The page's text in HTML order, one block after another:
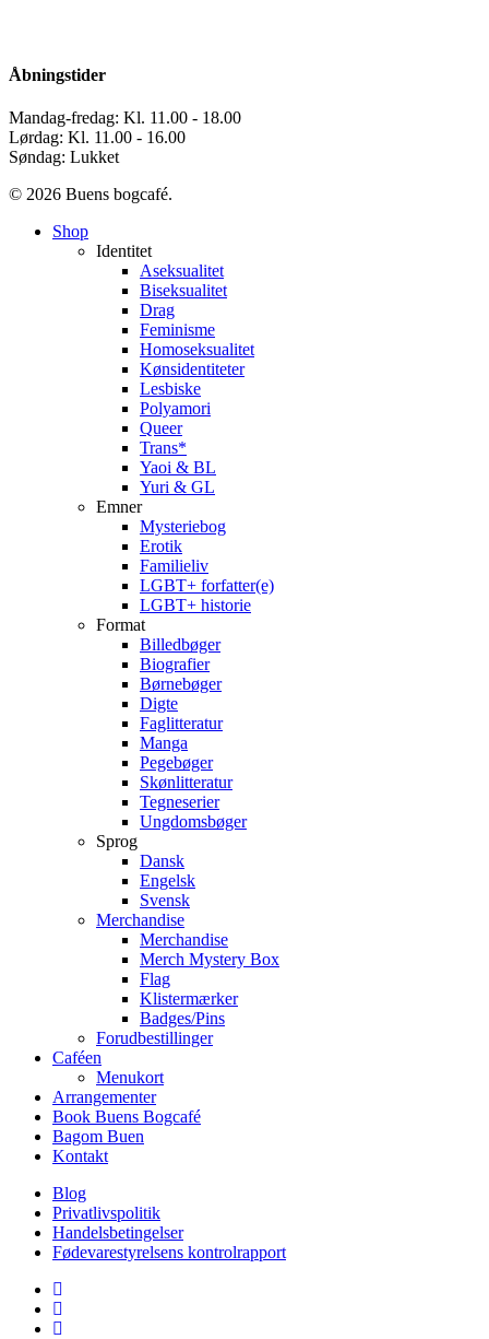
Åbningstider
Mandag-fredag: Kl. 11.00 - 18.00
Lørdag: Kl. 11.00 - 16.00
Søndag: Lukket
© 2026 Buens bogcafé.
Close
Shop
Identitet
Aseksualitet
Biseksualitet
Drag
Feminisme
Homoseksualitet
Kønsidentiteter
Lesbiske
Polyamori
Queer
Trans*
Yaoi & BL
Yuri & GL
Emner
Mysteriebog
Erotik
Familieliv
LGBT+ forfatter(e)
LGBT+ historie
Format
Billedbøger
Biografier
Børnebøger
Digte
Faglitteratur
Manga
Pegebøger
Skønlitteratur
Tegneserier
Ungdomsbøger
Sprog
Dansk
Engelsk
Svensk
Merchandise
Merchandise
Merch Mystery Box
Flag
Klistermærker
Badges/Pins
Forudbestillinger
Caféen
Menukort
Arrangementer
Book Buens Bogcafé
Bagom Buen
Kontakt
Blog
Privatlivspolitik
Handelsbetingelser
Fødevarestyrelsens kontrolrapport
facebook
linkedin
instagram